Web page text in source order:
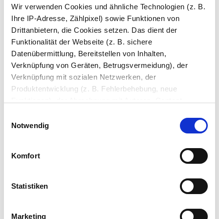
Wir verwenden Cookies und ähnliche Technologien (z. B.
Ihre IP-Adresse, Zählpixel) sowie Funktionen von
Drittanbietern, die Cookies setzen. Das dient der
Funktionalität der Webseite (z. B. sichere
Datenübermittlung, Bereitstellen von Inhalten,
Verknüpfung von Geräten, Betrugsvermeidung), der
Verknüpfung mit sozialen Netzwerken, der
Produktentwicklung (z. B. Fehlerbehebung, neue
(z. B. Ladezeiten, personalisierte Inhalte,
Bereitstellung und Messen von Anzeigen, personalisierte
Anzeigen, Retargeting).
Die Einzelheiten können Sie unter Datenschutz
nachlesen. Über den Link "Cookies" am Seitenende
Notwendig
Komfort
Statistiken
Marketing
Neu im Sortiment